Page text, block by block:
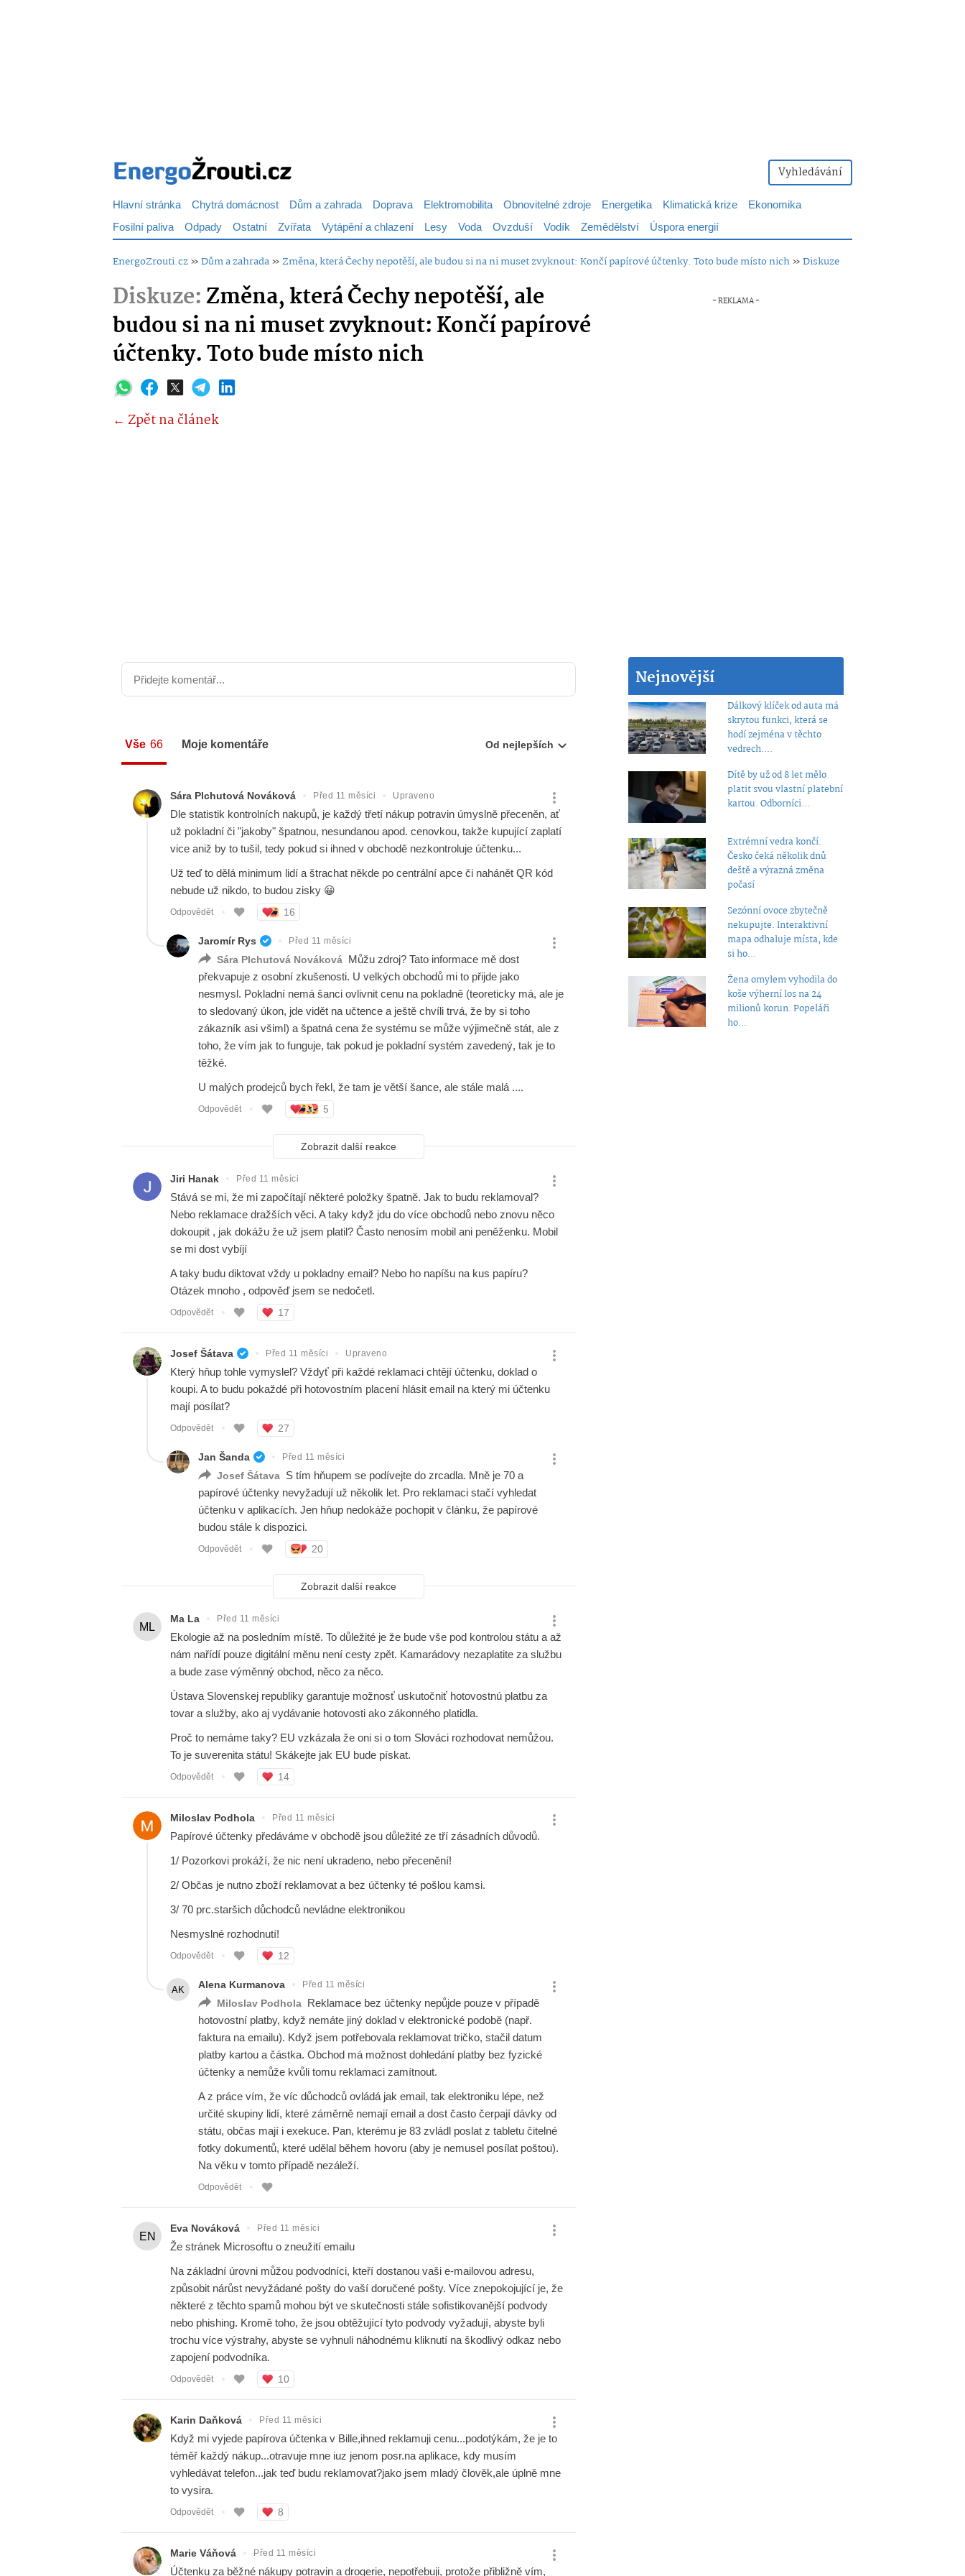
Vyhledávání
Hlavní stránka Chytrá domácnost Dům a zahrada Doprava Elektromobilita Obnovitelné zdroje Energetika Klimatická krize
Ekonomika
Fosilní paliva Odpady Ostatní Zvířata Vytápění a chlazení Lesy Voda Ovzduší Vodík Zemědělství Úspora energií
EnergoZrouti.cz»Dům a zahrada»Změna, která Čechy nepotěší, ale budou si na ni muset zvyknout: Končí papírové účtenky. Toto bude místo nich»Diskuze
Diskuze:Změna, která Čechy nepotěší, ale
budou si na ni muset zvyknout: Končí papírové
účtenky. Toto bude místo nich
← Zpět na článek
Nejnovější
Dálkový klíček od auta má
skrytou funkci, která se
hodí zejména v těchto
vedrech....
Dítě by už od 8 let mělo
platit svou vlastní platební
kartou. Odborníci...
Extrémní vedra končí.
Česko čeká několik dnů
deště a výrazná změna
počasí
Sezónní ovoce zbytečně
nekupujte. Interaktivní
mapa odhaluje místa, kde
si ho...
Žena omylem vyhodila do
koše výherní los na 24
milionů korun. Popeláři
ho...